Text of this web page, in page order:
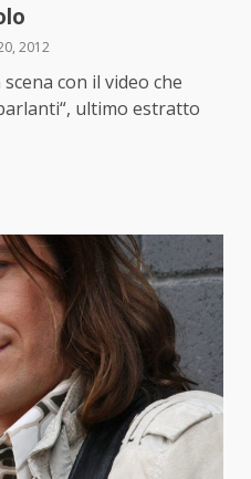
2012
con il video che
ultimo estratto